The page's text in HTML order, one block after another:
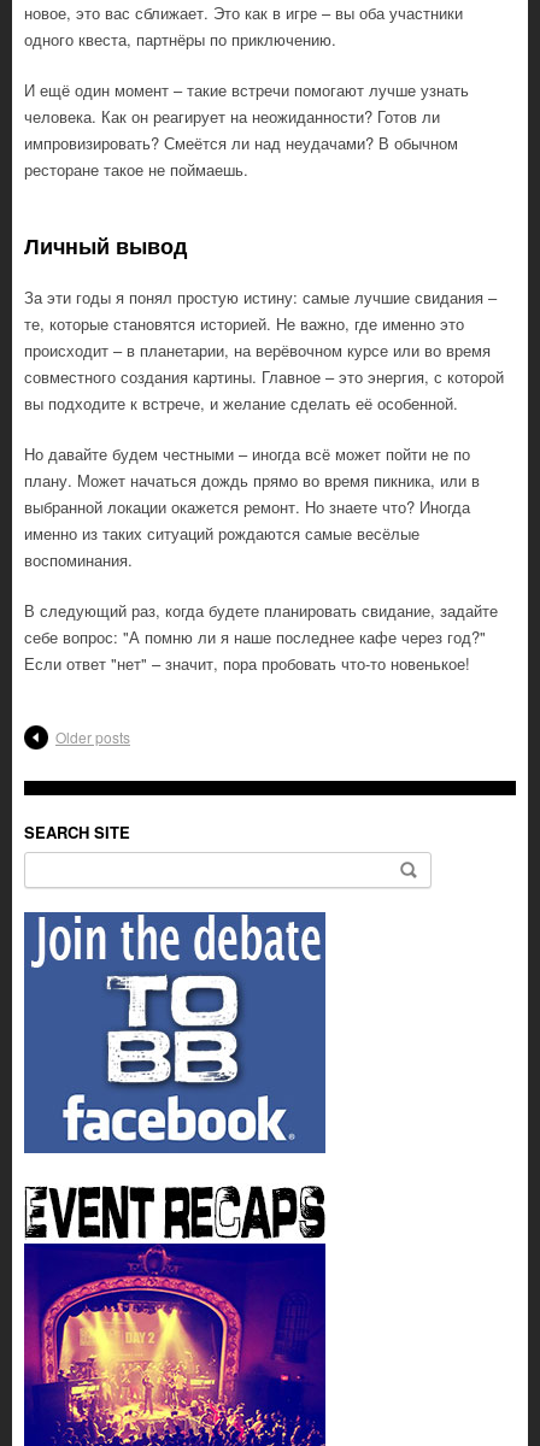
новое, это вас сближает. Это как в игре – вы оба участники
одного квеста, партнёры по приключению.
И ещё один момент – такие встречи помогают лучше узнать
человека. Как он реагирует на неожиданности? Готов ли
импровизировать? Смеётся ли над неудачами? В обычном
ресторане такое не поймаешь.
Личный вывод
За эти годы я понял простую истину: самые лучшие свидания –
те, которые становятся историей. Не важно, где именно это
происходит – в планетарии, на верёвочном курсе или во время
совместного создания картины. Главное – это энергия, с которой
вы подходите к встрече, и желание сделать её особенной.
Но давайте будем честными – иногда всё может пойти не по
плану. Может начаться дождь прямо во время пикника, или в
выбранной локации окажется ремонт. Но знаете что? Иногда
именно из таких ситуаций рождаются самые весёлые
воспоминания.
В следующий раз, когда будете планировать свидание, задайте
себе вопрос: "А помню ли я наше последнее кафе через год?"
Если ответ "нет" – значит, пора пробовать что-то новенькое!
Older posts
SEARCH SITE